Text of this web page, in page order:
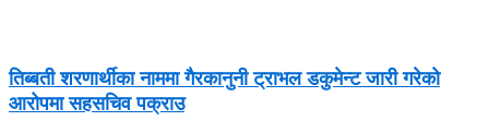
तिब्बती शरणार्थीका नाममा गैरकानुनी ट्राभल डकुमेन्ट जारी गरेको
आरोपमा सहसचिव पक्राउ